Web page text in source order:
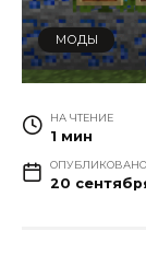
МОДЫ
НА ЧТЕНИЕ
1 мин
ОПУБЛИКОВАНО
20